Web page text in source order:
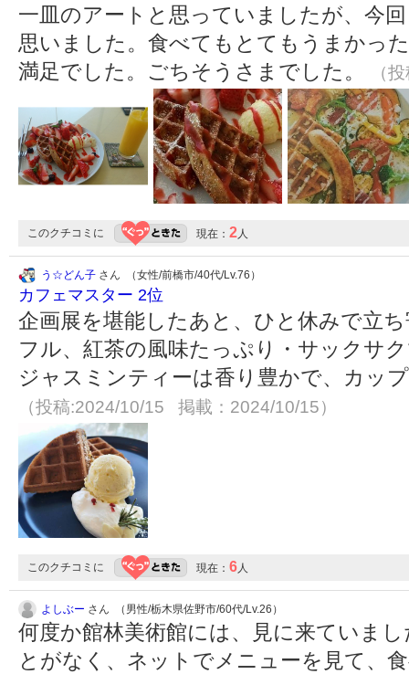
一皿のアートと思っていましたが、今
思いました。食べてもとてもうまかっ
満足でした。ごちそうさまでした。
（
このクチコミに 現在： 2人
う☆どん子 さん （女性/前橋市/40代/Lv.76）
カフェマスター 2位
企画展を堪能したあと、ひと休みで立
フル、紅茶の風味たっぷり・サックサ
ジャスミンティーは香り豊かで、カッ
（投稿:2024/10/15 掲載：2024/10/15）
このクチコミに 現在： 6人
よしぶー さん （男性/栃木県佐野市/60代/Lv.26）
何度か館林美術館には、見に来ていま
とがなく、ネットでメニューを見て、